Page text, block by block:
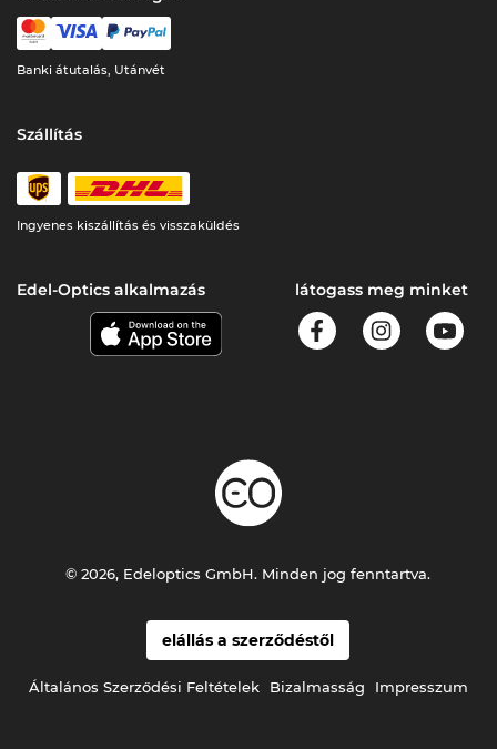
Banki átutalás, Utánvét
Szállítás
Ingyenes kiszállítás és visszaküldés
Edel-Optics alkalmazás látogass meg minket
elállás a szerződéstől
Általános Szerződési Feltételek Bizalmasság Impresszum
© 2026, Edeloptics GmbH. Minden jog fenntartva.